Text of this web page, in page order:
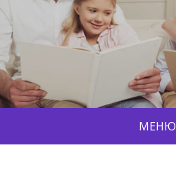
МЕНЮ